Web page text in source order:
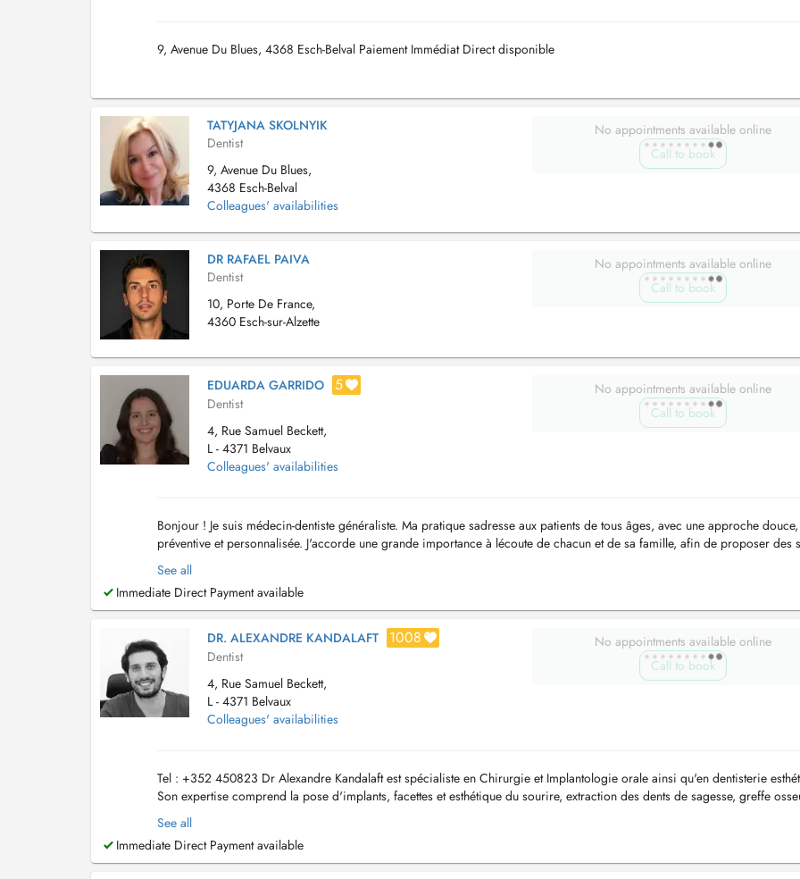
9, Avenue Du Blues, 4368 Esch-Belval Paiement Immédiat Direct disponible
TATYJANA SKOLNYIK
Dentist
9, Avenue Du Blues,
4368 Esch-Belval
Colleagues' availabilities
No appointments available online
Call to book
DR RAFAEL PAIVA
Dentist
10, Porte De France,
4360 Esch-sur-Alzette
No appointments available online
Call to book
EDUARDA GARRIDO 5
Dentist
4, Rue Samuel Beckett,
L - 4371 Belvaux
Colleagues' availabilities
No appointments available online
Call to book
Bonjour ! Je suis médecin-dentiste généraliste. Ma pratique sadresse aux patients de tous âges, avec une approche douce,
préventive et personnalisée. J'accorde une grande importance à lécoute de chacun et de sa famille, afin de proposer des
adaptés dans un cadre rassurant et bienveillant. ...
See all
Immediate Direct Payment available
DR. ALEXANDRE KANDALAFT 1008
Dentist
4, Rue Samuel Beckett,
L - 4371 Belvaux
Colleagues' availabilities
No appointments available online
Call to book
Tel : +352 450823 Dr Alexandre Kandalaft est spécialiste en Chirurgie et Implantologie orale ainsi qu'en dentisterie
Son expertise comprend la pose d'implants, facettes et esthétique du sourire, extraction des dents de sagesse, greffe
plus des actes réguliers qui maintienn...
See all
Immediate Direct Payment available